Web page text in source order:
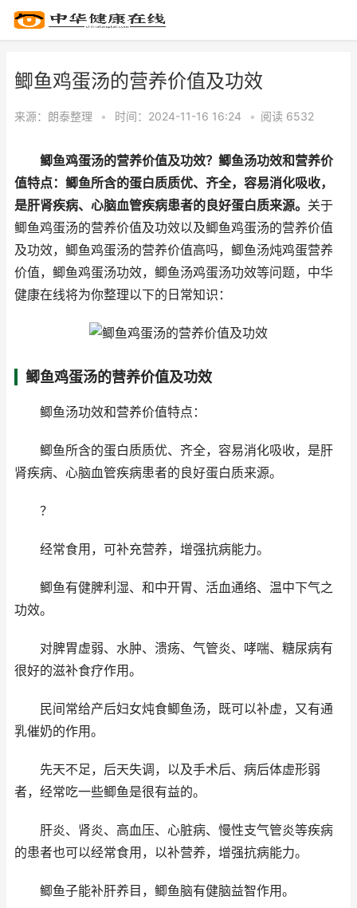
鲫鱼鸡蛋汤的营养价值及功效
来源： 朗泰整理 • 时间：2024-11-16 16:24 • 阅读 6532
鲫鱼鸡蛋汤的营养价值及功效？鲫鱼汤功效和营养价
值特点：鲫鱼所含的蛋白质质优、齐全，容易消化吸收，
是肝肾疾病、心脑血管疾病患者的良好蛋白质来源。 关于
鲫鱼鸡蛋汤的营养价值及功效以及鲫鱼鸡蛋汤的营养价值
及功效，鲫鱼鸡蛋汤的营养价值高吗，鲫鱼汤炖鸡蛋营养
价值，鲫鱼鸡蛋汤功效，鲫鱼汤鸡蛋汤功效等问题，中华
健康在线将为你整理以下的日常知识：
鲫鱼鸡蛋汤的营养价值及功效
鲫鱼汤功效和营养价值特点：
鲫鱼所含的蛋白质质优、齐全，容易消化吸收，是肝
肾疾病、心脑血管疾病患者的良好蛋白质来源。
？
经常食用，可补充营养，增强抗病能力。
鲫鱼有健脾利湿、和中开胃、活血通络、温中下气之
功效。
对脾胃虚弱、水肿、溃疡、气管炎、哮喘、糖尿病有
很好的滋补食疗作用。
民间常给产后妇女炖食鲫鱼汤，既可以补虚，又有通
乳催奶的作用。
先天不足，后天失调，以及手术后、病后体虚形弱
者，经常吃一些鲫鱼是很有益的。
肝炎、肾炎、高血压、心脏病、慢性支气管炎等疾病
的患者也可以经常食用，以补营养，增强抗病能力。
鲫鱼子能补肝养目，鲫鱼脑有健脑益智作用。